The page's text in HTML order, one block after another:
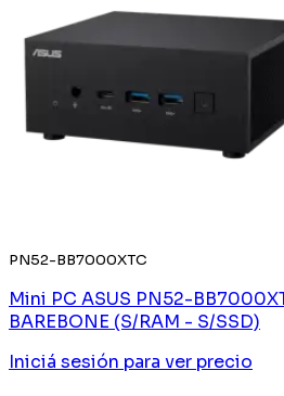
PN52-BB7000XTC
Mini PC ASUS PN52-
BAREBONE (S/RAM - S/SSD)
Iniciá sesión para ver precio